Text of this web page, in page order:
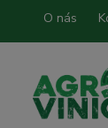
O nás